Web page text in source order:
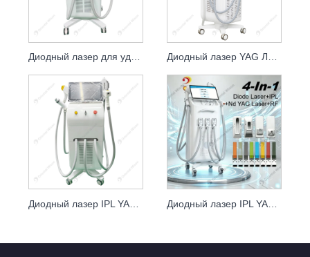
Диодный лазер IPL YAG RF Удаление волос Лазеры для удаления морщин